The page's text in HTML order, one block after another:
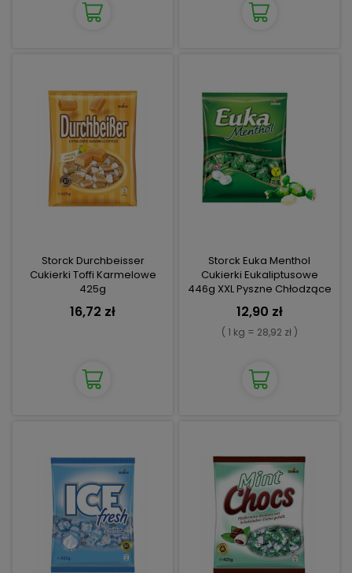
Storck Durchbeisser
Cukierki Toffi Karmelowe
425g
16,72 zł
Storck Euka Menthol
Cukierki Eukaliptusowe
446g XXL Pyszne Chłodzące
12,90 zł
( 1 kg = 28,92 zł )